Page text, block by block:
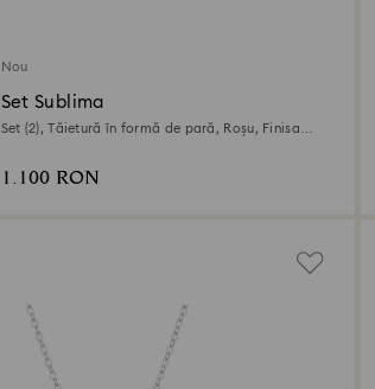
Nou
Set Sublima
Set (2), Tăietură în formă de pară, Roșu, Finisaj
1.100 RON